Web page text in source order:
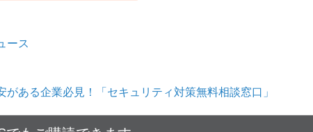
ース
がある企業必見！「セキュリティ対策無料相談窓口」